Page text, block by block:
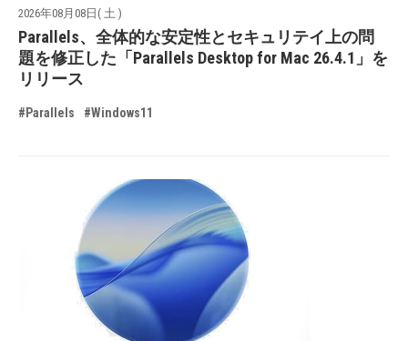
2026年08月08日( 土 )
Parallels、全体的な安定性とセキュリテイ上の問
題を修正した「Parallels Desktop for Mac 26.4.1」を
リリース
#Parallels #Windows11